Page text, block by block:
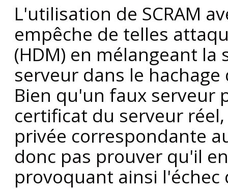
L'utilisation de SCRAM
empêche de telles
(HDM) en mélangeant
serveur dans le
Bien qu'un faux serveur
certificat du serveur
privée correspondante
donc pas prouver qu'il
provoquant ainsi